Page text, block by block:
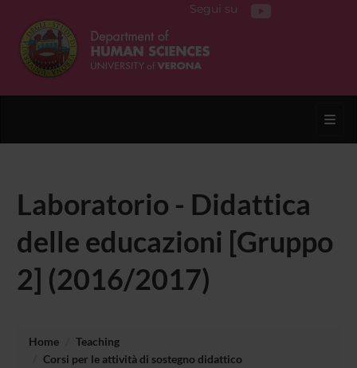
Segui su
Laboratorio - Didattica
delle educazioni [Gruppo
2] (2016/2017)
Home
Teaching
Corsi per le attività di sostegno didattico